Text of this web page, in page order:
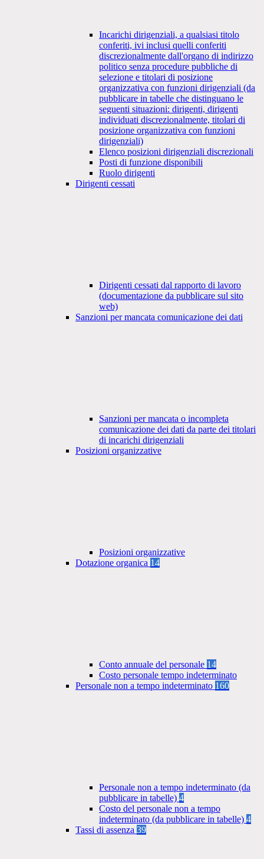
Incarichi dirigenziali, a qualsiasi titolo
conferiti, ivi inclusi quelli conferiti
discrezionalmente dall'organo di indirizzo
politico senza procedure pubbliche di
selezione e titolari di posizione
organizzativa con funzioni dirigenziali (da
pubblicare in tabelle che distinguano le
seguenti situazioni: dirigenti, dirigenti
individuati discrezionalmente, titolari di
posizione organizzativa con funzioni
dirigenziali)
Elenco posizioni dirigenziali discrezionali
Posti di funzione disponibili
Ruolo dirigenti
Dirigenti cessati
Dirigenti cessati dal rapporto di lavoro
(documentazione da pubblicare sul sito
web)
Sanzioni per mancata comunicazione dei dati
Sanzioni per mancata o incompleta
comunicazione dei dati da parte dei titolari
di incarichi dirigenziali
Posizioni organizzative
Posizioni organizzative
Dotazione organica 14
Conto annuale del personale 14
Costo personale tempo indeterminato
Personale non a tempo indeterminato 160
Personale non a tempo indeterminato (da
pubblicare in tabelle) 4
Costo del personale non a tempo
indeterminato (da pubblicare in tabelle) 4
Tassi di assenza 39